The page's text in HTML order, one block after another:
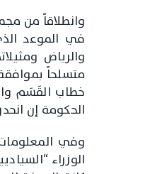
وانطلاقاً من
في الموعد
والرياض
متسلحاً
خطاب القَسَم
الحكومة إن
الوزراء